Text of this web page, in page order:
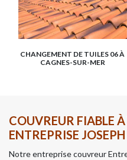
CHANGEMENT DE TUILES 06 À
CAGNES-SUR-MER
COUVREUR FIABLE
ENTREPRISE JOSEPH
Notre entreprise couvreur